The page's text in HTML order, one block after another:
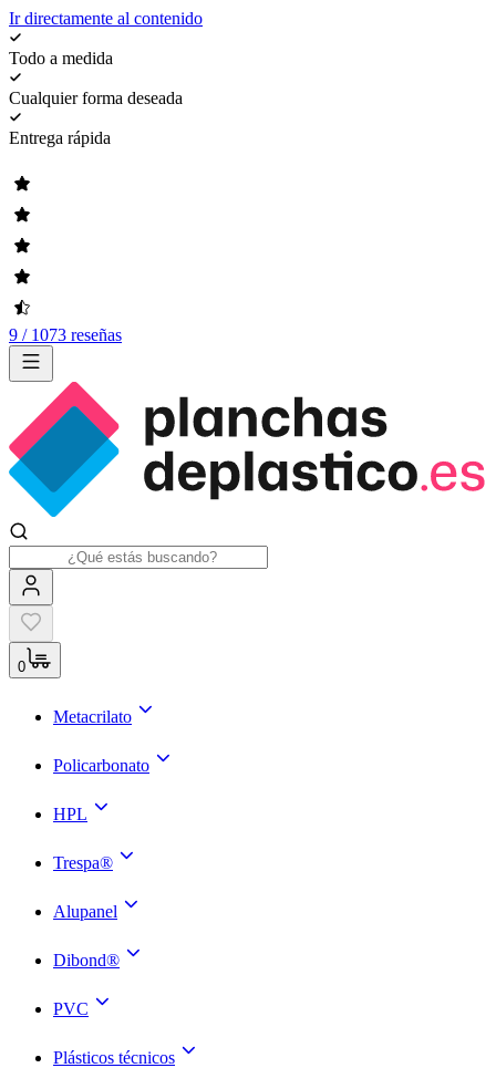
Ir directamente al contenido
Todo a medida
Cualquier forma deseada
Entrega rápida
9 / 1073 reseñas
0
Metacrilato
Policarbonato
HPL
Trespa®
Alupanel
Dibond®
PVC
Plásticos técnicos